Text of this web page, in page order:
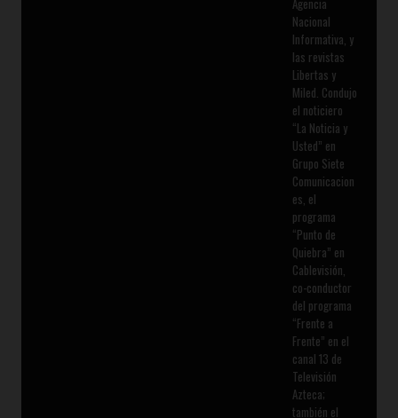
Nacional
Informativa, y
las revistas
Libertas y
Miled. Condujo
el noticiero
“La Noticia y
Usted” en
Grupo Siete
Comunicacion
es, el
programa
“Punto de
Quiebra” en
Cablevisión,
co-conductor
del programa
“Frente a
Frente” en el
canal 13 de
Televisión
Azteca;
también el